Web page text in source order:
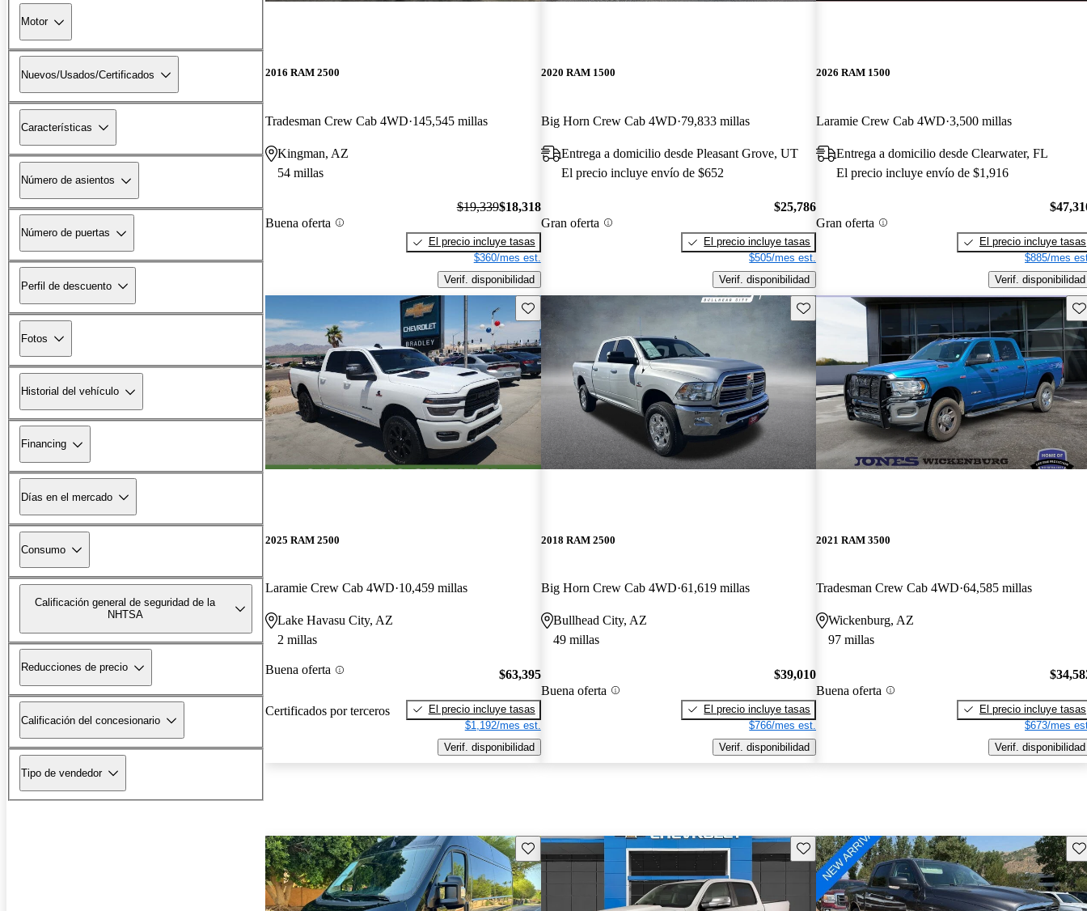
Motor
Nuevos/Usados/Certificados
Características
Número de asientos
Número de puertas
Perfil de descuento
Fotos
Historial del vehículo
Financing
Días en el mercado
Consumo
Calificación general de seguridad de la
NHTSA
Reducciones de precio
Calificación del concesionario
Tipo de vendedor
2016 RAM 2500
Tradesman Crew Cab 4WD 145,545 millas
Kingman, AZ
54 millas
Buena oferta
$19,339$18,318
El precio incluye tasas
$360/mes est.
Verif. disponibilidad
2020 RAM 1500
Big Horn Crew Cab 4WD 79,833 millas
Entrega a domicilio desde Pleasant Grove, UT
El precio incluye envío de $652
Gran oferta
$25,786
El precio incluye tasas
$505/mes est.
Verif. disponibilidad
2026 RAM 1500
Laramie Crew Cab 4WD 3,500 millas
Entrega a domicilio desde Clearwater, FL
El precio incluye envío de $1,916
Gran oferta
El precio incluye tasas
$885/mes
Verif. disponibilidad
Guarda este Aviso
2025 RAM 2500
Laramie Crew Cab 4WD 10,459 millas
Lake Havasu City, AZ
2 millas
Buena oferta
Certificados por terceros
$63,395
El precio incluye tasas
$1,192/mes est.
Verif. disponibilidad
Guarda este Aviso
2018 RAM 2500
Big Horn Crew Cab 4WD 61,619 millas
Bullhead City, AZ
49 millas
Buena oferta
$39,010
El precio incluye tasas
$766/mes est.
Verif. disponibilidad
2021 RAM 3500
Tradesman Crew Cab 4WD 64,585 millas
Wickenburg, AZ
97 millas
Buena oferta
El precio incluye tasas
$673/mes
Verif. disponibilidad
Guarda este Aviso Guarda este Aviso